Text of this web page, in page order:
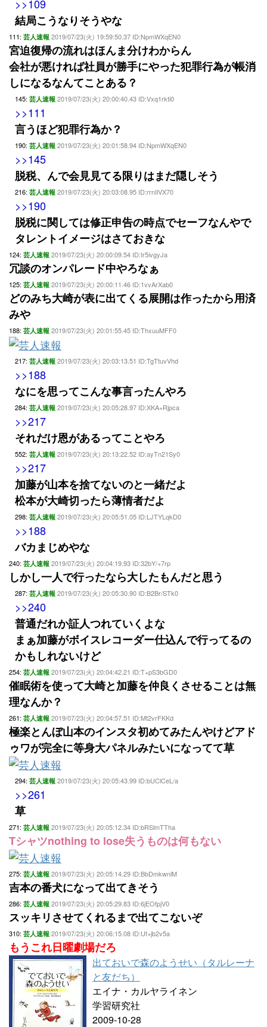
>>109
結局こうなりそうやな
111: 芸人速報 2019/07/23(火) 19:59:50.37 ID:NpmWXqEN0
宮迫復帰の流れはほんま分けわからん
会社が悪ければ社員が勝手にやった犯罪行為が帳消
しになるなんてことある？
145: 芸人速報 2019/07/23(火) 20:00:40.43 ID:Vxq1rkti0
>>111
言うほど犯罪行為か？
190: 芸人速報 2019/07/23(火) 20:01:58.94 ID:NpmWXqEN0
>>145
脱税、んで会見見てる限りはまだ隠しそう
216: 芸人速報 2019/07/23(火) 20:03:08.95 ID:rrnIlVX70
>>190
脱税に関しては修正申告の時点でセーフなんやで
タレントイメージはさておきな
124: 芸人速報 2019/07/23(火) 20:00:09.54 ID:Ir5ivgyJa
冗談のオンパレード中やろなぁ
125: 芸人速報 2019/07/23(火) 20:00:11.46 ID:1vvArXab0
どのみち大崎が表に出てくる展開は作ったから用済
みや
188: 芸人速報 2019/07/23(火) 20:01:55.45 ID:ThxuuMFF0
217: 芸人速報 2019/07/23(火) 20:03:13.51 ID:TgTtuvVhd
>>188
なにを思ってこんな事言ったんやろ
284: 芸人速報 2019/07/23(火) 20:05:28.97 ID:XKA+Rjpca
>>217
それだけ恩があるってことやろ
552: 芸人速報 2019/07/23(火) 20:13:22.52 ID:ayTn21Sy0
>>217
加藤が山本を捨てないのと一緒だよ
松本が大崎切ったら薄情者だよ
298: 芸人速報 2019/07/23(火) 20:05:51.05 ID:LJTYLqkD0
>>188
バカまじめやな
240: 芸人速報 2019/07/23(火) 20:04:19.93 ID:32bY/+7rp
しかし一人で行ったなら大したもんだと思う
287: 芸人速報 2019/07/23(火) 20:05:30.90 ID:B2Br/STk0
>>240
普通だれか証人つれていくよな
まぁ加藤がボイスレコーダー仕込んで行ってるの
かもしれないけど
254: 芸人速報 2019/07/23(火) 20:04:42.21 ID:T+pS3bGD0
催眠術を使って大崎と加藤を仲良くさせることは無
理なんか？
261: 芸人速報 2019/07/23(火) 20:04:57.51 ID:Mt2vrFKKd
極楽とんぼ山本のインスタ初めてみたんやけどアド
ゥワが完全に等身大パネルみたいになってて草
294: 芸人速報 2019/07/23(火) 20:05:43.99 ID:bUClCeL/a
>>261
草
271: 芸人速報 2019/07/23(火) 20:05:12.34 ID:bRSlmTTha
Tシャツnothing to lose失うものは何もない
275: 芸人速報 2019/07/23(火) 20:05:14.29 ID:BbDmkwnlM
吉本の番犬になって出てきそう
286: 芸人速報 2019/07/23(火) 20:05:29.83 ID:6jEOfpjV0
スッキリさせてくれるまで出てこないぞ
310: 芸人速報 2019/07/23(火) 20:06:15.08 ID:Uf+jb2v5a
もうこれ日曜劇場だろ
出ておいで森のようせい（タルレーナ
と友だち）
エイナ・カルヤライネン
学習研究社
2009-10-28